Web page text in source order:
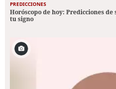
PREDICCIONES
Horóscopo de hoy: Predicciones
tu signo